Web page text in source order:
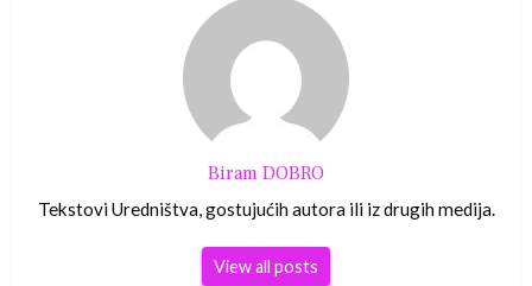
Biram DOBRO
Tekstovi Uredništva, gostujućih autora ili iz drugih medija.
View all posts